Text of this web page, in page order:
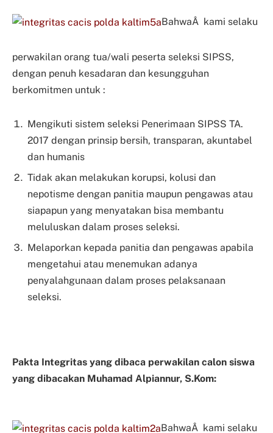
BahwaÂ kami selaku
perwakilan orang tua/wali peserta seleksi SIPSS,
dengan penuh kesadaran dan kesungguhan
berkomitmen untuk :
Mengikuti sistem seleksi Penerimaan SIPSS TA.
2017 dengan prinsip bersih, transparan, akuntabel
dan humanis
Tidak akan melakukan korupsi, kolusi dan
nepotisme dengan panitia maupun pengawas atau
siapapun yang menyatakan bisa membantu
meluluskan dalam proses seleksi.
Melaporkan kepada panitia dan pengawas apabila
mengetahui atau menemukan adanya
penyalahgunaan dalam proses pelaksanaan
seleksi.
Pakta Integritas yang dibaca perwakilan calon siswa
yang dibacakan Muhamad Alpiannur, S.Kom:
BahwaÂ kami selaku